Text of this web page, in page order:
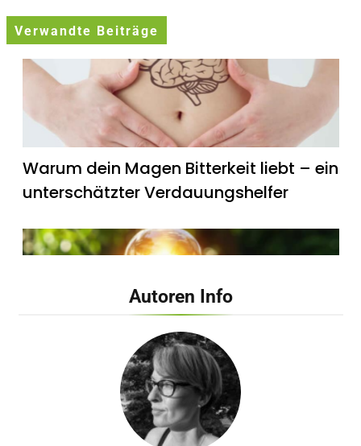
Verwandte Beiträge
Warum dein Magen Bitterkeit liebt – ein
unterschätzter Verdauungshelfer
Wie künstliches Licht unsere innere Uhr
Autoren Info